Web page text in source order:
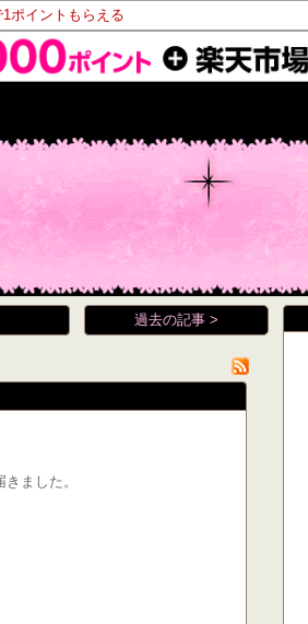
ポイントもらえる
過去の記事 >
ました。